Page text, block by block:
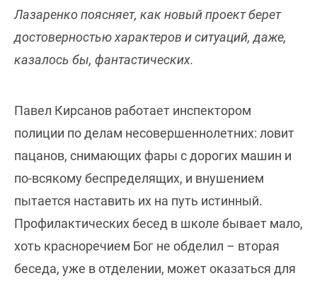
Лазаренко поясняет, как новый проект берет
достоверностью характеров и ситуаций, даже,
казалось бы, фантастических.
Павел Кирсанов работает инспектором
полиции по делам несовершеннолетних: ловит
пацанов, снимающих фары с дорогих машин и
по-всякому беспределящих, и внушением
пытается наставить их на путь истинный.
Профилактических бесед в школе бывает мало,
хоть красноречием Бог не обделил – вторая
беседа, уже в отделении, может оказаться для